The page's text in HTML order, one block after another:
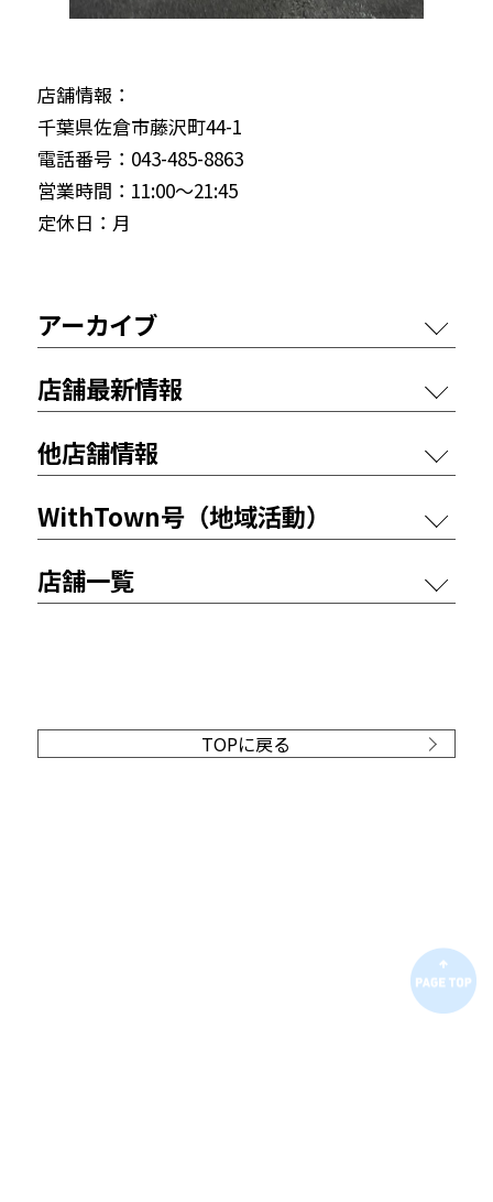
店舗情報：
千葉県佐倉市藤沢町44-1
電話番号：043-485-8863
営業時間：11:00～21:45
定休日：月
アーカイブ
店舗最新情報
他店舗情報
WithTown号（地域活動）
店舗一覧
TOPに戻る